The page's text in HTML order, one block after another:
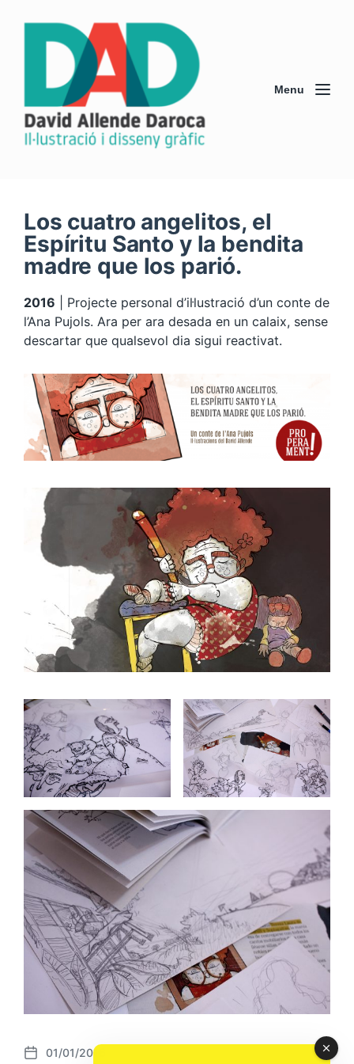
Menu
Los cuatro angelitos, el
Espíritu Santo y la bendita
madre que los parió.
2016 | Projecte personal d’il·lustració d’un conte de
l’Ana Pujols. Ara per ara desada en un calaix, sense
descartar que qualsevol dia sigui reactivat.
P
01/01/2016